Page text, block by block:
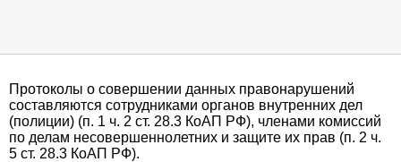
Протоколы о совершении данных правонарушений
составляются сотрудниками органов внутренних дел
(полиции) (п. 1 ч. 2 ст. 28.3 КоАП РФ), членами комиссий
по делам несовершеннолетних и защите их прав (п. 2 ч.
5 ст. 28.3 КоАП РФ).